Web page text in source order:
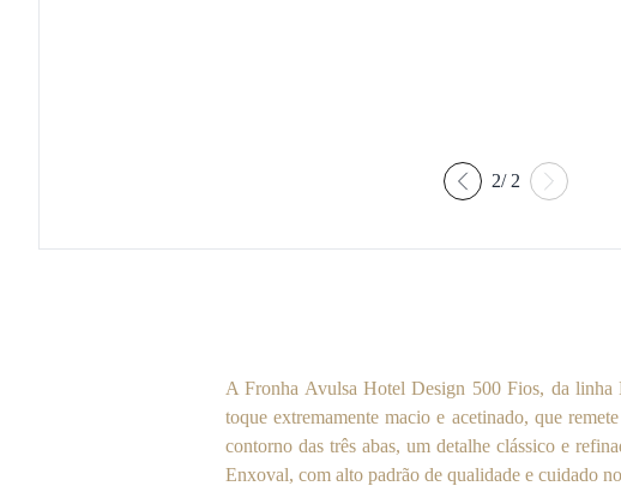
2/ 2
A Fronha Avulsa Hotel Design 500 Fios, da
toque extremamente macio e acetinado, que
contorno das três abas, um detalhe clássico e
Enxoval, com alto padrão de qualidade e cuidado